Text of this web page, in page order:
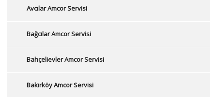
Avcılar Amcor Servisi
Bağcılar Amcor Servisi
Bahçelievler Amcor Servisi
Bakırköy Amcor Servisi